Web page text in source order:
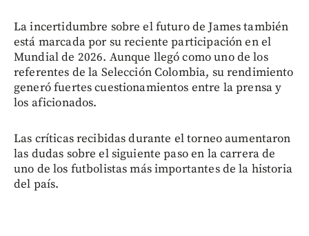
La incertidumbre sobre el futuro de James también
está marcada por su reciente participación en el
Mundial de 2026. Aunque llegó como uno de los
referentes de la Selección Colombia, su rendimiento
generó fuertes cuestionamientos entre la prensa y
los aficionados.
Las críticas recibidas durante el torneo aumentaron
las dudas sobre el siguiente paso en la carrera de
uno de los futbolistas más importantes de la historia
del país.